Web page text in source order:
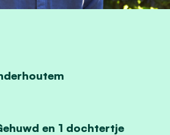
en 1 dochtertje